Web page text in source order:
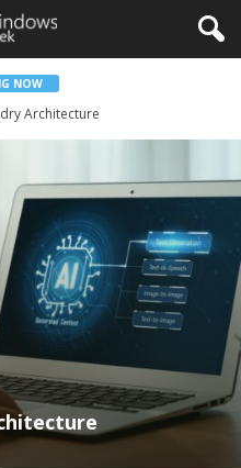
NOW
Domain Services Setup කිරීම –
Guide